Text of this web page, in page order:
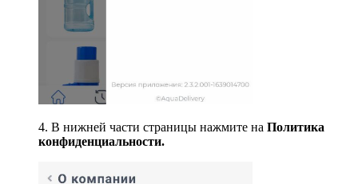
4. В нижней части страницы нажмите на Политика
конфиденциальности.